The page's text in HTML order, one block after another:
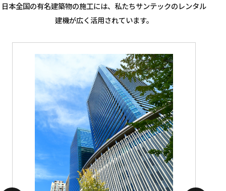
日本全国の有名建築物の施工には、私たちサンテックのレンタル
建機が広く活用されています。
都道府県: 東京都
都道府県: 東京都
都道府県: 東京都
都道府県: 東京都
都道府県: 東京都
都道府県: 東京都
都道府県: 愛知県
都道府県: 上信越・北陸地方
都道府県: 愛知県
都道府県: 熊本県
都道府県: 広島県